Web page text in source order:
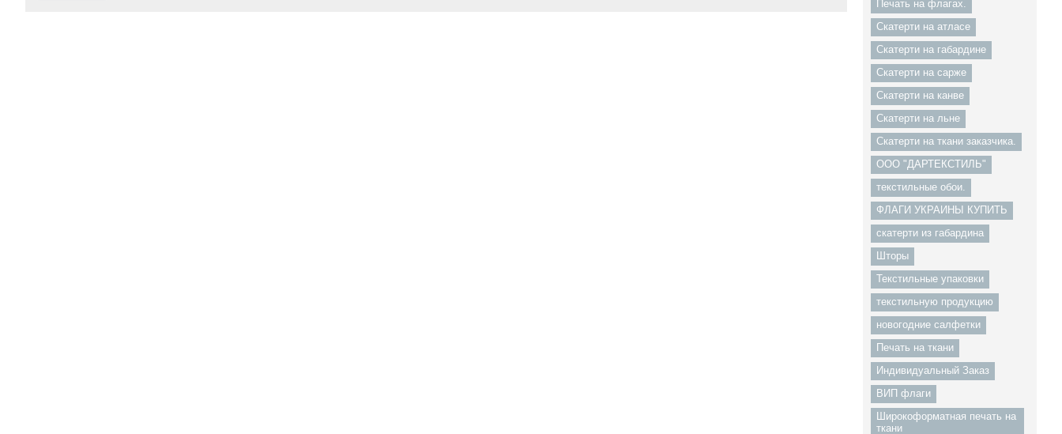
Печать на флагах.
Скатерти на атласе
Скатерти на габардине
Скатерти на сарже
Скатерти на канве
Скатерти на льне
Скатерти на ткани заказчика.
ООО "ДАРТЕКСТИЛЬ"
текстильные обои.
ФЛАГИ УКРАИНЫ КУПИТЬ
скатерти из габардина
Шторы
Текстильные упаковки
текстильную продукцию
новогодние салфетки
Печать на ткани
Индивидуальный Заказ
ВИП флаги
Широкоформатная печать на
ткани